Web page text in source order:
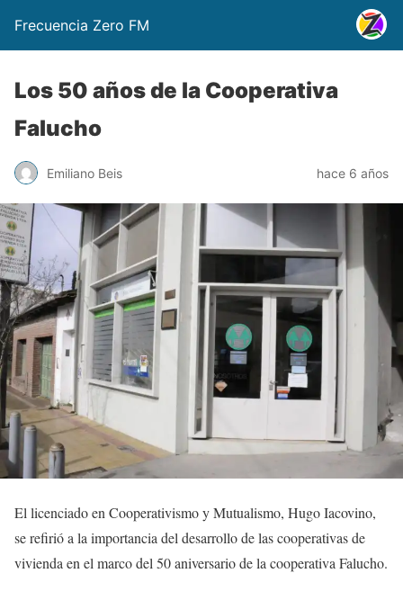
Frecuencia Zero FM
Los 50 años de la Cooperativa
Falucho
Emiliano Beis hace 6 años
El licenciado en Cooperativismo y Mutualismo, Hugo Iacovino,
se refirió a la importancia del desarrollo de las cooperativas de
vivienda en el marco del 50 aniversario de la cooperativa Falucho.